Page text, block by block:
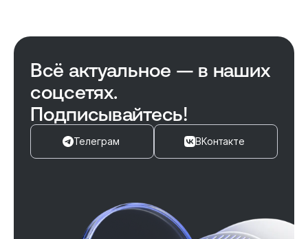
Всё актуальное — в наших
соцсетях.
Подписывайтесь!
Телеграм ВКонтакте